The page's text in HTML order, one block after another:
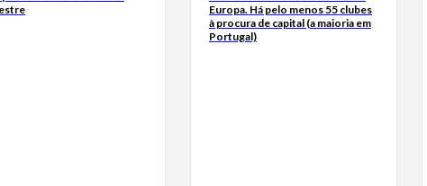
Europa. Há pelo menos 55 clubes
à procura de capital (a maioria em
Portugal)